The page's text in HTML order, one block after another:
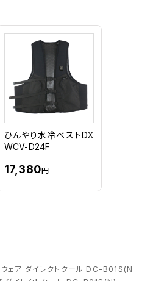
ひんやり水冷ベストDX
WCV-D24F
17,380円
ェア ダイレクトクール DC-B01S(N)